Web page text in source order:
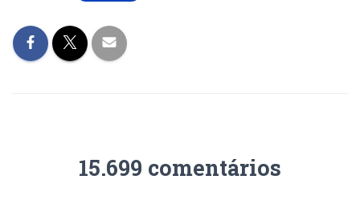
15.699 comentários